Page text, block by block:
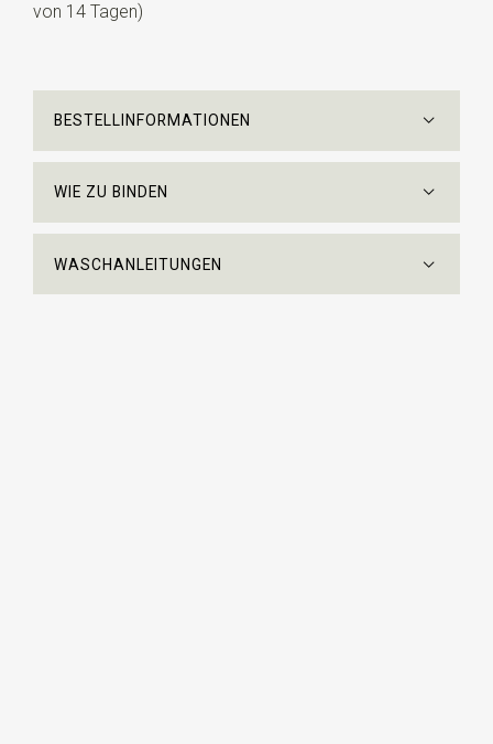
von 14 Tagen)
BESTELLINFORMATIONEN
WIE ZU BINDEN
WASCHANLEITUNGEN